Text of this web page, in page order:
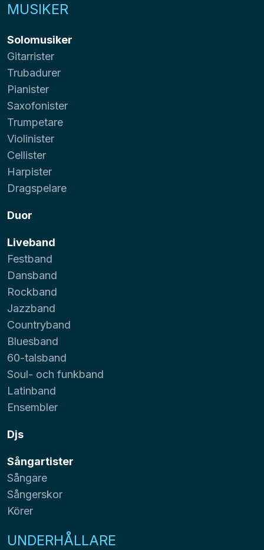
MUSIKER
Solomusiker
Gitarrister
Trubadurer
Pianister
Saxofonister
Trumpetare
Violinister
Cellister
Harpister
Dragspelare
Duor
Liveband
Festband
Dansband
Rockband
Jazzband
Countryband
Bluesband
60-talsband
Soul- och funkband
Latinband
Ensembler
Djs
Sångartister
Sångare
Sångerskor
Körer
UNDERHÅLLARE